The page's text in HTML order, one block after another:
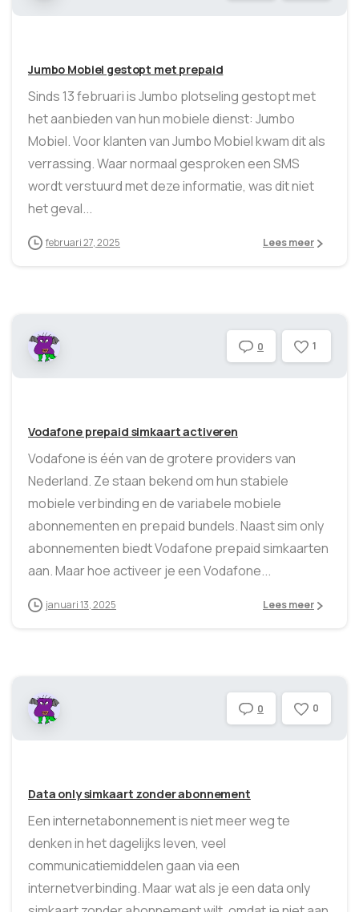
Jumbo Mobiel gestopt met prepaid
Sinds 13 februari is Jumbo plotseling gestopt met
het aanbieden van hun mobiele dienst: Jumbo
Mobiel. Voor klanten van Jumbo Mobiel kwam dit als
verrassing. Waar normaal gesproken een SMS
wordt verstuurd met deze informatie, was dit niet
het geval...
februari 27, 2025 Lees meer
0 1
Vodafone prepaid simkaart activeren
Vodafone is één van de grotere providers van
Nederland. Ze staan bekend om hun stabiele
mobiele verbinding en de variabele mobiele
abonnementen en prepaid bundels. Naast sim only
abonnementen biedt Vodafone prepaid simkaarten
aan. Maar hoe activeer je een Vodafone...
januari 13, 2025 Lees meer
0 0
Data only simkaart zonder abonnement
Een internetabonnement is niet meer weg te
denken in het dagelijks leven, veel
communicatiemiddelen gaan via een
internetverbinding. Maar wat als je een data only